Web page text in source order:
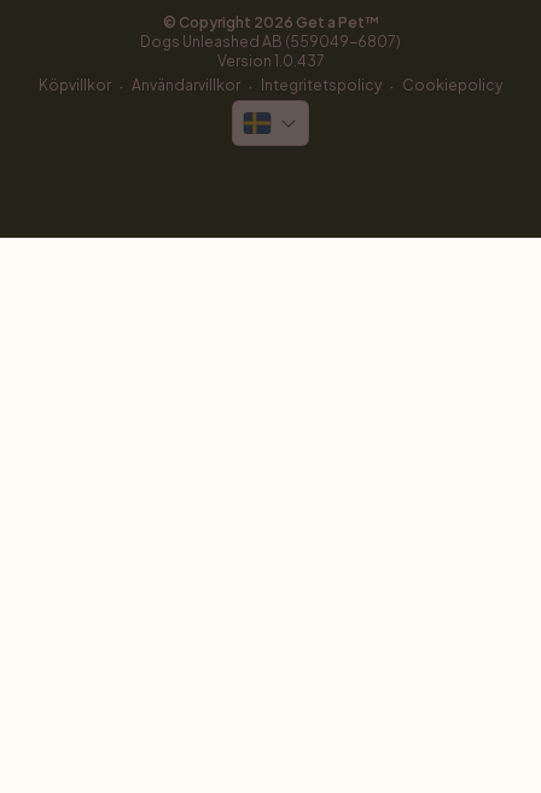
© Copyright 2026 Get a Pet™
Dogs Unleashed AB (559049-6807)
Version 1.0.437
Köpvillkor · Användarvillkor · Integritetspolicy · Cookiepolicy